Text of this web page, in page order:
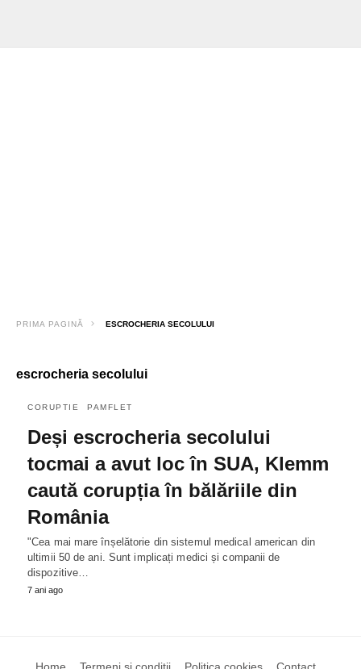
PRIMA PAGINĂ ESCROCHERIA SECOLULUI
escrocheria secolului
CORUPTIE PAMFLET
Deși escrocheria secolului
tocmai a avut loc în SUA, Klemm
caută corupția în bălăriile din
România
"Cea mai mare înșelătorie din sistemul medical american din
ultimii 50 de ani. Sunt implicați medici și companii de
dispozitive…
7 ani ago